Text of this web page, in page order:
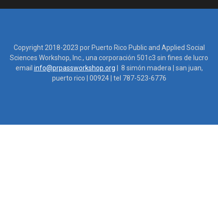
Copyright 2018-2023 por Puerto Rico Public and Applied Social
Sciences Workshop, Inc., una corporación 501c3 sin fines de lucro
email info@prpassworkshop.org | 8 simón madera | san juan,
puerto rico | 00924 | tel 787-523-6776